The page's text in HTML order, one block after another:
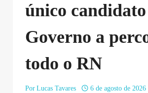
único
Governo a
todo o RN
Por Lucas Tavares
6 de agosto de 2026